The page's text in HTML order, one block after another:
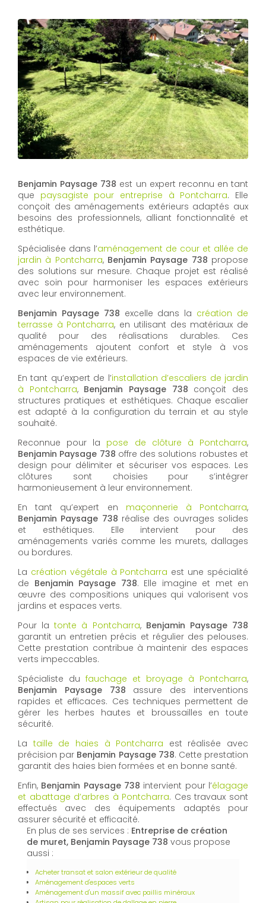
Benjamin Paysage 738 est un expert reconnu en tant
que paysagiste pour entreprise à Pontcharra. Elle
conçoit des aménagements extérieurs adaptés aux
besoins des professionnels, alliant fonctionnalité et
esthétique.
Spécialisée dans l’aménagement de cour et allée de
jardin à Pontcharra, Benjamin Paysage 738 propose
des solutions sur mesure. Chaque projet est réalisé
avec soin pour harmoniser les espaces extérieurs
avec leur environnement.
Benjamin Paysage 738 excelle dans la création de
terrasse à Pontcharra, en utilisant des matériaux de
qualité pour des réalisations durables. Ces
aménagements ajoutent confort et style à vos
espaces de vie extérieurs.
En tant qu’expert de l’installation d’escaliers de jardin
à Pontcharra, Benjamin Paysage 738 conçoit des
structures pratiques et esthétiques. Chaque escalier
est adapté à la configuration du terrain et au style
souhaité.
Reconnue pour la pose de clôture à Pontcharra,
Benjamin Paysage 738 offre des solutions robustes et
design pour délimiter et sécuriser vos espaces. Les
clôtures sont choisies pour s’intégrer
harmonieusement à leur environnement.
En tant qu’expert en maçonnerie à Pontcharra,
Benjamin Paysage 738 réalise des ouvrages solides
et esthétiques. Elle intervient pour des
aménagements variés comme les murets, dallages
ou bordures.
La création végétale à Pontcharra est une spécialité
de Benjamin Paysage 738. Elle imagine et met en
œuvre des compositions uniques qui valorisent vos
jardins et espaces verts.
Pour latonte à Pontcharra, Benjamin Paysage 738
garantit un entretien précis et régulier des pelouses.
Cette prestation contribue à maintenir des espaces
verts impeccables.
Spécialiste du fauchage et broyage à Pontcharra,
Benjamin Paysage 738 assure des interventions
rapides et efficaces. Ces techniques permettent de
gérer les herbes hautes et broussailles en toute
sécurité.
La taille de haies à Pontcharra est réalisée avec
précision par Benjamin Paysage 738. Cette prestation
garantit des haies bien formées et en bonne santé.
Enfin, Benjamin Paysage 738 intervient pour l’élagage
et abattage d’arbres à Pontcharra. Ces travaux sont
effectués avec des équipements adaptés pour
assurer sécurité et efficacité.
En plus de ses services : Entreprise de création
de muret, Benjamin Paysage 738 vous propose
aussi :
Acheter transat et salon extérieur de qualité
Aménagement d'espaces verts
Aménagement d'un massif avec paillis minéraux